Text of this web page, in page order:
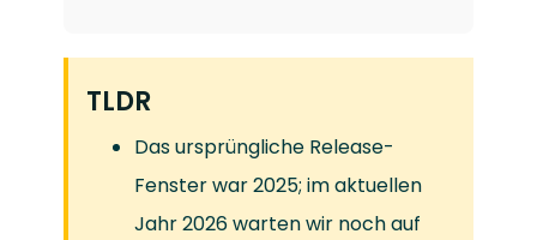
TLDR
Das ursprüngliche Release-
Fenster war 2025; im aktuellen
Jahr 2026 warten wir noch auf